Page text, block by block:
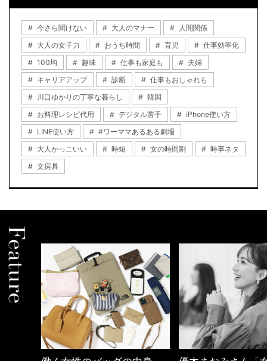
今さら聞けない 大人のマナー
人間関係
大人の女子力
おうち時間 育児
仕事効率化
100均
趣味 仕事も家庭も
夫婦
キャリアアップ
診断
仕事もおしゃれも
川口ゆかりの丁寧な暮らし
韓国
お料理レシピ代用
デジタル苦手
iPhone使い方
LINE使い方
#ワーママあるある劇場
大人かっこいい
時短 女の時間割
時事ネタ
文房具